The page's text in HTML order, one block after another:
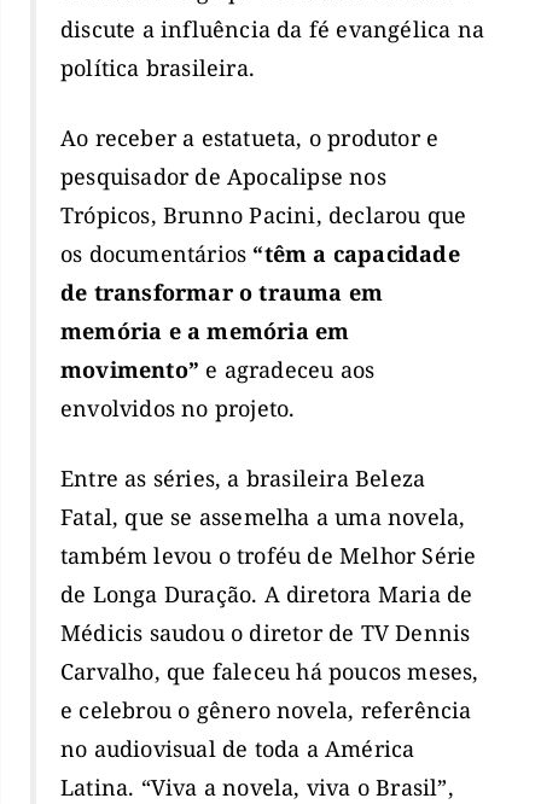
discute a influência da fé evangélica na
política brasileira.
Ao receber a estatueta, o produtor e
pesquisador de Apocalipse nos
Trópicos, Brunno Pacini, declarou que
os documentários “têm a capacidade
de transformar o trauma em
memória e a memória em
movimento” e agradeceu aos
envolvidos no projeto.
Entre as séries, a brasileira Beleza
Fatal, que se assemelha a uma novela,
também levou o troféu de Melhor Série
de Longa Duração. A diretora Maria de
Médicis saudou o diretor de TV Dennis
Carvalho, que faleceu há poucos meses,
e celebrou o gênero novela, referência
no audiovisual de toda a América
Latina. “Viva a novela, viva o Brasil”,